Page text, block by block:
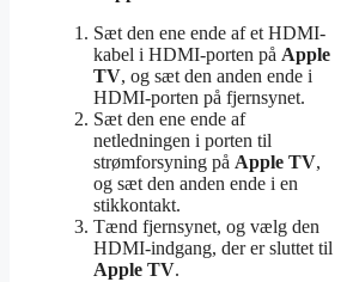
Sæt den ene ende af et HDMI-
kabel i HDMI-porten på Apple
TV, og sæt den anden ende i
HDMI-porten på fjernsynet.
Sæt den ene ende af
netledningen i porten til
strømforsyning på Apple TV,
og sæt den anden ende i en
stikkontakt.
Tænd fjernsynet, og vælg den
HDMI-indgang, der er sluttet til
Apple TV.